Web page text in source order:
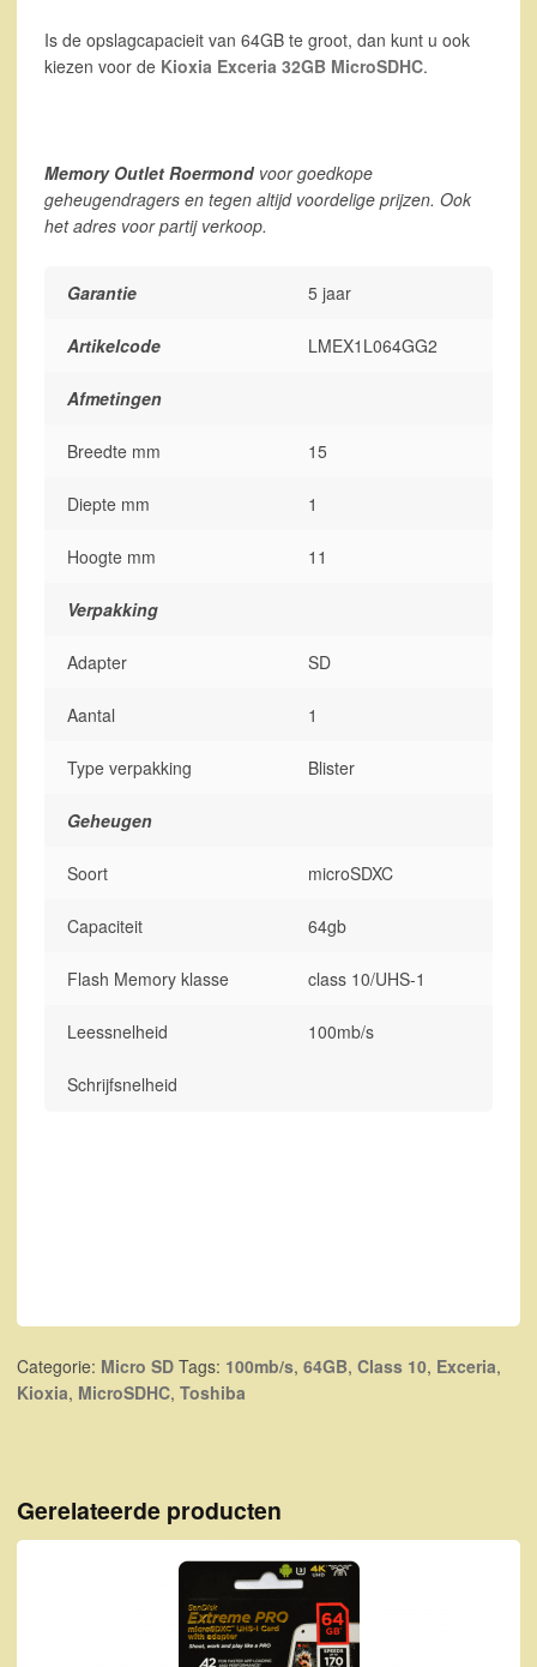
Is de opslagcapacieit van 64GB te groot, dan kunt u ook
kiezen voor de Kioxia Exceria 32GB MicroSDHC.
Memory Outlet Roermondvoor goedkope
geheugendragers en tegen altijd voordelige prijzen. Ook
het adres voor partij verkoop.
Garantie 5 jaar
Artikelcode LMEX1L064GG2
Afmetingen
Breedte mm 15
Diepte mm 1
Hoogte mm 11
Verpakking
Adapter SD
Aantal 1
Type verpakking Blister
Geheugen
Soort microSDXC
Capaciteit 64gb
Flash Memory klasse class 10/UHS-1
Leessnelheid
Schrijfsnelheid
100mb/s
Categorie: Micro SD Tags: 100mb/s, 64GB, Class 10, Exceria,
Kioxia, MicroSDHC, Toshiba
Gerelateerde producten